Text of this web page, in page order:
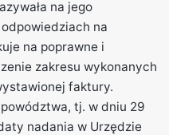
na jego
na
na poprawne i
zakresu wykonanych
faktury.
tj. w dniu 29
nadania w Urzędzie